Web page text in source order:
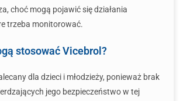
choć mogą pojawić się działania
trzeba monitorować.
stosować Vicebrol?
dla dzieci i młodzieży, ponieważ brak
jego bezpieczeństwo w tej